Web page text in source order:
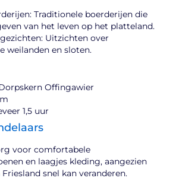
Traditionele boerderijen die
van het leven op het platteland.
Uitzichten over
weilanden en sloten.
Offingawier
1,5 uur
voor comfortabele
en laagjes kleding, aangezien
snel kan veranderen.